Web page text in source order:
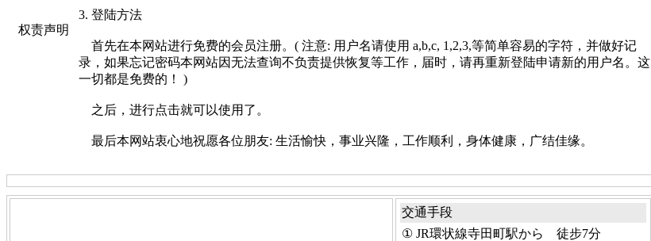
权责声明
3. 登陆方法
首先在本网站进行免费的会员注册。( 注意: 用户名请使用 a,b,c, 1,2,3,等简单容易的字符，并做好记
录，如果忘记密码本网站因无法查询不负责提供恢复等工作，届时，请再重新登陆申请新的用户名。这
一切都是免费的！ )
之后，进行点击就可以使用了。
最后本网站衷心地祝愿各位朋友: 生活愉快，事业兴隆，工作顺利，身体健康，广结佳缘。
交通手段
① JR環状線寺田町駅から 徒步7分